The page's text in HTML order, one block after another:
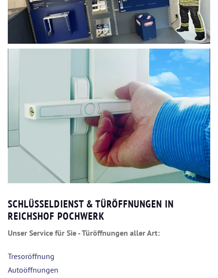
SCHLÜSSELDIENST & TÜRÖFFNUNGEN IN
REICHSHOF POCHWERK
Unser Service für Sie - Türöffnungen aller Art:
Tresoröffnung
Autoöffnungen